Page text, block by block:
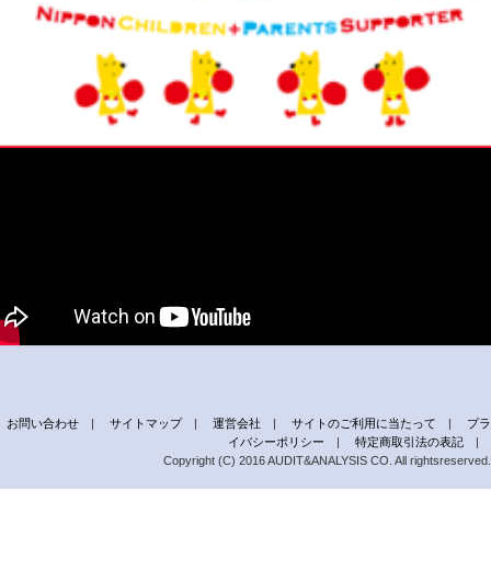
お問い合わせ | サイトマップ| 運営会社 | サイトのご利用に当たって |
プラ
イバシーポリシー | 特定商取引法の表記 |
Copyright (C) 2016 AUDIT&ANALYSIS CO. All rightsreserved.